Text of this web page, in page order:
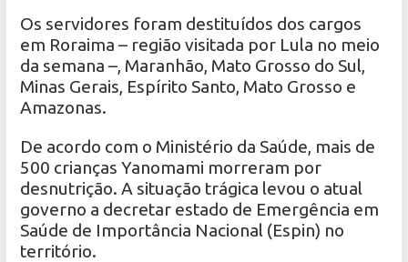
Os servidores foram destituídos dos cargos
em Roraima – região visitada por Lula no meio
da semana –, Maranhão, Mato Grosso do Sul,
Minas Gerais, Espírito Santo, Mato Grosso e
Amazonas.
De acordo com o Ministério da Saúde, mais de
500 crianças Yanomami morreram por
desnutrição. A situação trágica levou o atual
governo a decretar estado de Emergência em
Saúde de Importância Nacional (Espin) no
território.